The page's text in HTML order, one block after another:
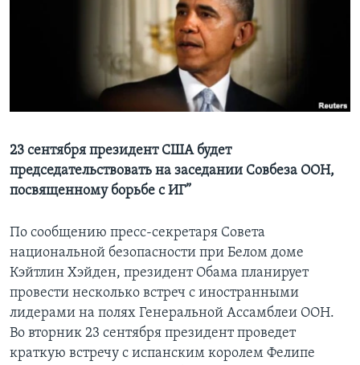
СОЦИАЛЬНЫЕ СЕТИ
Языки
23 сентября президент США будет
председательствовать на заседании Совбеза ООН,
посвященному борьбе с ИГ”
По сообщению пресс-секретаря Совета
национальной безопасности при Белом доме
Кэйтлин Хэйден, президент Обама планирует
провести несколько встреч с иностранными
лидерами на полях Генеральной Ассамблеи ООН.
Во вторник 23 сентября президент проведет
краткую встречу с испанским королем Фелипе